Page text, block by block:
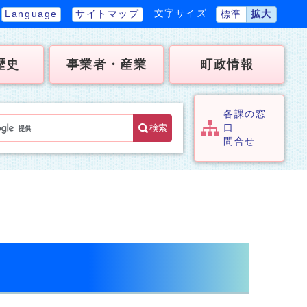
Language サイトマップ 文字サイズ 標準 拡大
史 事業者・産業 町政情報
検索
各課の窓
口
問合せ